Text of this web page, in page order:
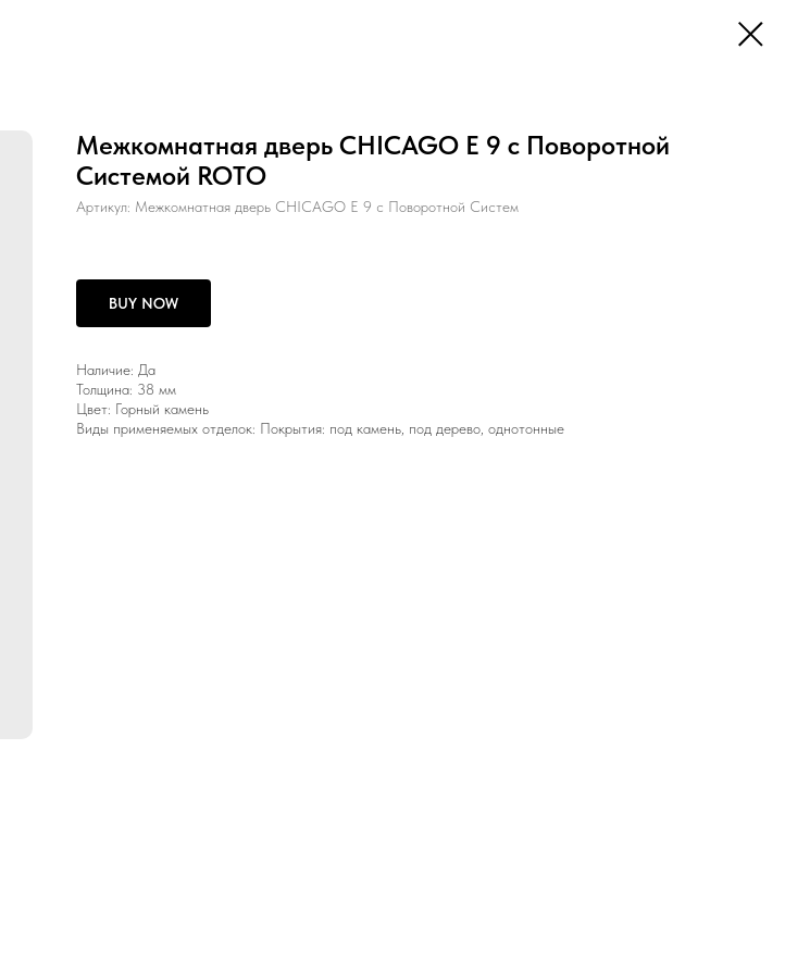
Межкомнатная дверь CHICAGO E 9 с Поворотной
Системой ROTO
Артикул: Межкомнатная дверь CHICAGO E 9 с Поворотной Систем
BUY NOW
Наличие: Да
Толщина: 38 мм
Цвет: Горный камень
Виды применяемых отделок: Покрытия: под камень, под дерево, однотонные